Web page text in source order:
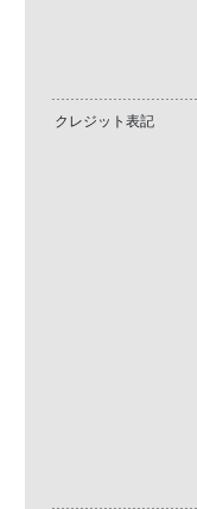
クレジット表記